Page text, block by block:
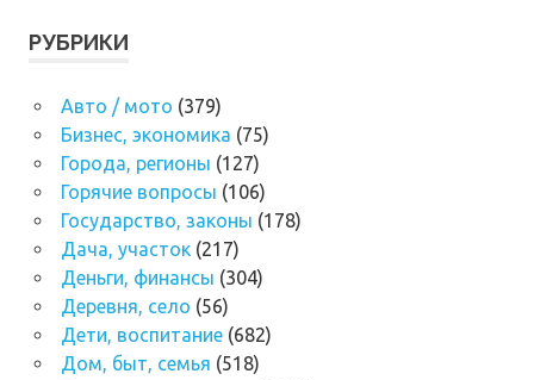
РУБРИКИ
Авто / мото (379)
Бизнес, экономика (75)
Города, регионы (127)
Горячие вопросы (106)
Государство, законы (178)
Дача, участок(217)
Деньги, финансы (304)
Деревня, село (56)
Дети, воспитание(682)
Дом, быт, семья (518)